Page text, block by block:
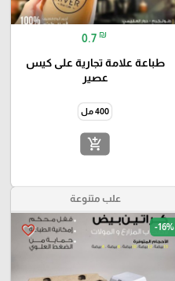
0.7 ₪
طباعة علامة تجارية على كيس
عصير
400 مل
add_shopping_cart
علب متنوعة
favorite_border -16%